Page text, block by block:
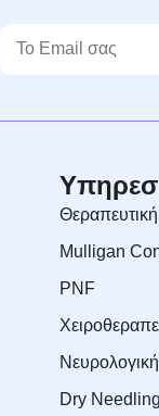
Mulligan
PNF
Dry Needling